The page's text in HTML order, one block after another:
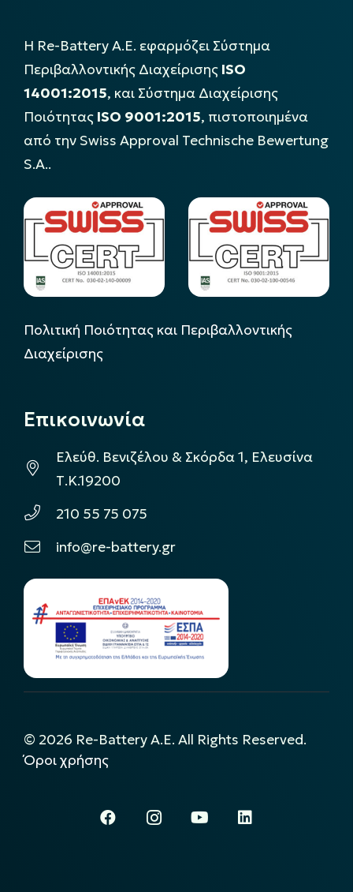
Η Re-Battery Α.Ε. εφαρμόζει Σύστημα
Περιβαλλοντικής Διαχείρισης ISO
14001:2015, και Σύστημα Διαχείρισης
Ποιότητας ISO 9001:2015, πιστοποιημένα
από την Swiss Approval Technische Bewertung
S.A..
Πολιτική Ποιότητας και Περιβαλλοντικής
Διαχείρισης
Επικοινωνία
Ελεύθ. Βενιζέλου & Σκόρδα 1, Ελευσίνα
Τ.Κ.19200
210 55 75 075
info@re-battery.gr
© 2026 Re-Battery A.E. All Rights Reserved.
Όροι χρήσης